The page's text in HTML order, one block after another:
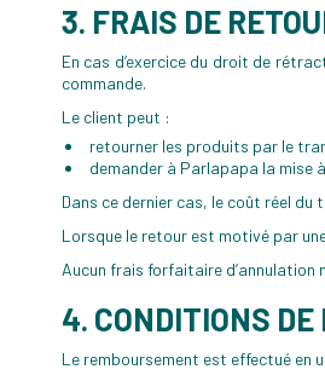
3. FRAIS DE
En cas d’exercice du droit de
commande.
Le client peut :
retourner les produits par le
demander à Parlapapa la mise
Dans ce dernier cas, le coût réel
Lorsque le retour est motivé par
Aucun frais forfaitaire d’annulation
4. CONDITIONS
Le remboursement est effectué en